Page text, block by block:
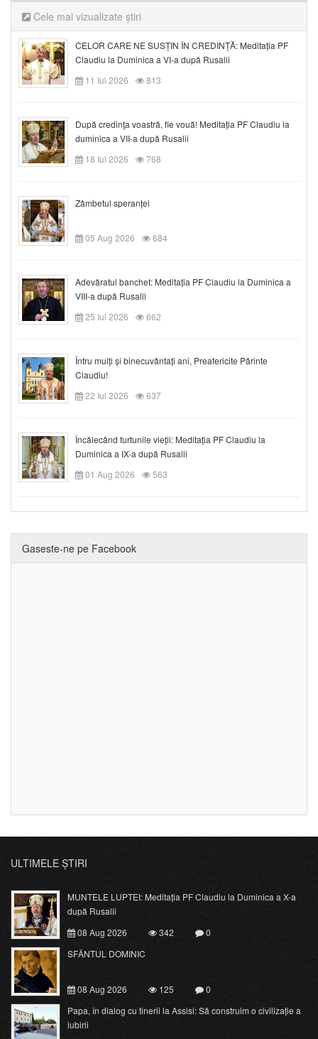
Cele mai vizualizate știri
CELOR CARE NE SUSȚIN ÎN CREDINȚĂ: Meditația PF
Claudiu la Duminica a VI-a după Rusalii
11 Iul 2026
813
După credinţa voastră, fie vouă! Meditația PF Claudiu la
duminica a VII-a după Rusalii
18 Iul 2026
768
Zâmbetul speranței
05 Aug 2026 684
Adevăratul banchet: Meditația PF Claudiu la Duminica a
VIII-a după Rusalii
25 Iul 2026
662
Întru mulți și binecuvântați ani, Preafericite Părinte
Claudiu!
22 Iul 2026
637
Încălecând furtunile vieții: Meditația PF Claudiu la
Duminica a IX-a după Rusalii
01 Aug 2026
563
Gaseste-ne pe Facebook
ULTIMELE ȘTIRI
MUNTELE LUPTEI: Meditația PF Claudiu la Duminica a X-a
după Rusalii
08 Aug 2026
342
0
SFÂNTUL DOMINIC
08 Aug 2026 125
0
Papa, în dialog cu tinerii la Assisi: Să construim o civilizație a
iubirii